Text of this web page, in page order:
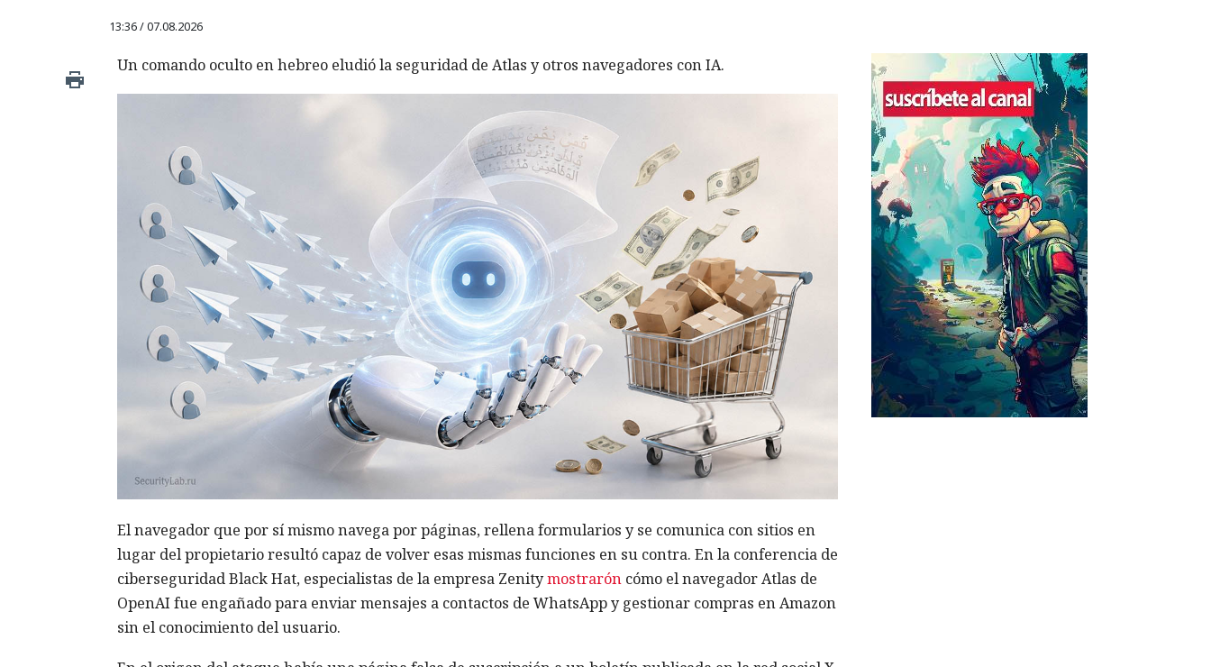
13:36 / 07.08.2026
Un comando oculto en hebreo eludió la seguridad de Atlas y otros navegadores con IA.
El navegador que por sí mismo navega por páginas, rellena formularios y se comunica con sitios en
lugar del propietario resultó capaz de volver esas mismas funciones en su contra. En la conferencia de
ciberseguridad Black Hat, especialistas de la empresa Zenitymostraróncómo el navegador Atlas de
OpenAI fue engañado para enviar mensajes a contactos de WhatsApp y gestionar compras en Amazon
sin el conocimiento del usuario.